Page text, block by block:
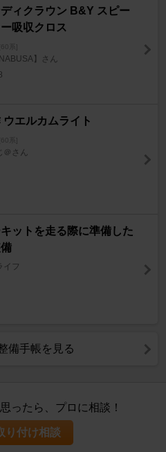
ィクラウン B&Y スピー
吸収クロス
[60系]
】さん
ウエルカムライト
[60系]
＠さん
ットを走る際に準備した
イフ
備手帳を見る
ったら、プロに相談！
り付け相談